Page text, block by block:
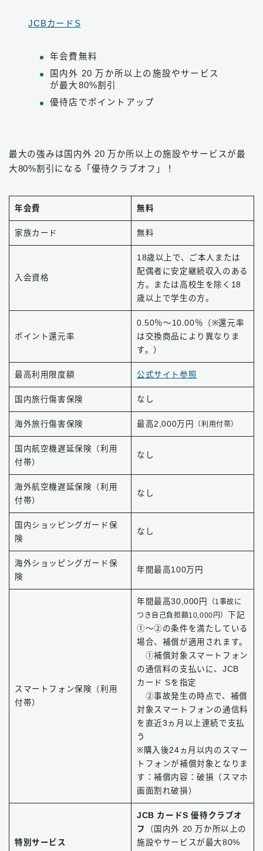
JCBカードS
年会費無料
国内外 20 万か所以上の施設やサービス
が最大80%割引
優待店でポイントアップ
最大の強みは国内外 20 万か所以上の施設やサービスが最
大80%割引になる「優待クラブオフ」！
年会費 無料
家族カード 無料
入会資格
18歳以上で、ご本人または
配偶者に安定継続収入のある
方。または高校生を除く18
歳以上で学生の方。
ポイント還元率
0.50％～10.00％（※還元率
は交換商品により異なりま
す。）
最高利用限度額 公式サイト参照
国内旅行傷害保険 なし
海外旅行傷害保険 最高2,000万円 （利用付帯）
国内航空機遅延保険（利用
付帯）
なし
海外航空機遅延保険（利用
付帯）
なし
国内ショッピングガード保
険
なし
海外ショッピングガード保
険
年間最高100万円
スマートフォン保険（利用
付帯）
年間最高30,000円
（1事故に
つき自己負担額10,000円）
下記
①～②の条件を満たしている
場合、補償が適用されます。
①補償対象スマートフォン
の通信料の支払いに、JCB
カード Sを指定
②事故発生の時点で、補償
対象スマートフォンの通信料
を直近3ヵ月以上連続で支払
う
※購入後24ヵ月以内のスマー
トフォンが補償対象となりま
す：補償内容：破損（スマホ
画面割れ破損）
特別サービス
JCB カードS 優待クラブオ
フ
（国内外 20 万か所以上の
施設やサービスが最大80%